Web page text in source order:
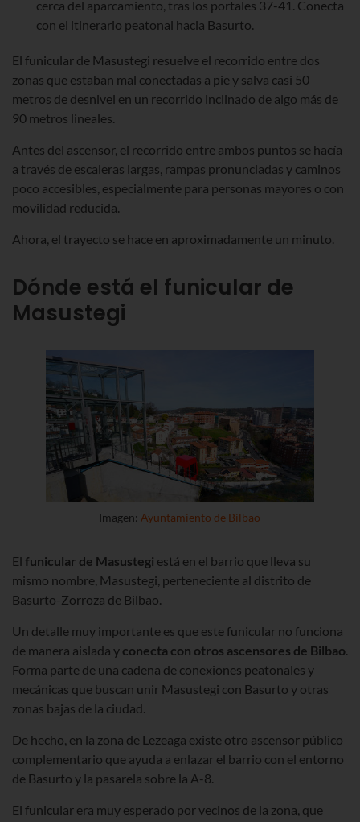
cerca del aparcamiento, tras los portales 37-41. Conecta
con el itinerario peatonal hacia Basurto.
El funicular de Masustegi resuelve el recorrido entre dos
zonas que estaban mal conectadas a pie y salva casi 50
metros de desnivel en un recorrido inclinado de algo más de
90 metros lineales.
Antes del ascensor, el recorrido entre ambos puntos se hacía
a través de escaleras largas, rampas pronunciadas y caminos
poco accesibles, especialmente para personas mayores o con
movilidad reducida.
Ahora, el trayecto se hace en aproximadamente un minuto.
Dónde está el funicular de
Masustegi
Imagen: Ayuntamiento de Bilbao
El funicular de Masustegi está en el barrio que lleva su
mismo nombre, Masustegi, perteneciente al distrito de
Basurto-Zorroza de Bilbao.
Un detalle muy importante es que este funicular no funciona
de manera aislada y conecta con otros ascensores de Bilbao.
Forma parte de una cadena de conexiones peatonales y
mecánicas que buscan unir Masustegi con Basurto y otras
zonas bajas de la ciudad.
De hecho, en la zona de Lezeaga existe otro ascensor público
complementario que ayuda a enlazar el barrio con el entorno
de Basurto y la pasarela sobre la A-8.
El funicular era muy esperado por vecinos de la zona, que